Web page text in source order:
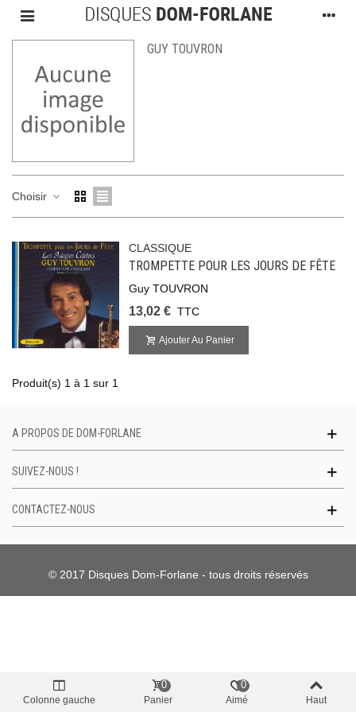
GUY TOUVRON
Choisir
CLASSIQUE
TROMPETTE POUR LES JOURS DE FÊTE
Guy TOUVRON
13,02 € TTC
Ajouter Au Panier
Produit(s) 1 à 1 sur 1
A PROPOS DE DOM-FORLANE
SUIVEZ-NOUS !
CONTACTEZ-NOUS
© 2017 Disques Dom-Forlane - tous droits réservés
Colonne gauche Panier
0
Aimé
0
Haut